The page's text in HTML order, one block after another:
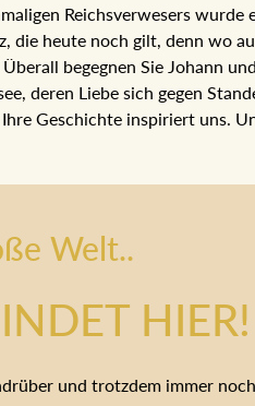
damaligen Reichsverwesers
Referenz, die heute noch gilt,
sind: Überall begegnen
aus Bad Aussee, deren
durchsetzte. Ihre
Welt..
HIER!
und trotzdem immer noch